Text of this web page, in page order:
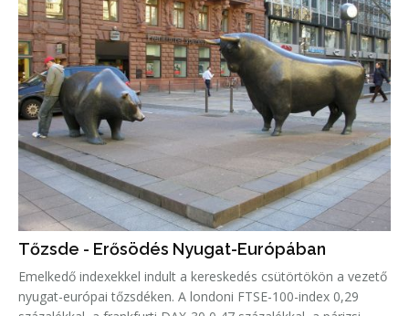
Tőzsde - Erősödés Nyugat-Európában
Emelkedő indexekkel indult a kereskedés csütörtökön a vezető
nyugat-európai tőzsdéken. A londoni FTSE-100-index 0,29